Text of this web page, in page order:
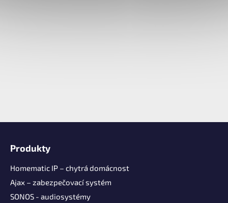
Produkty
Homematic IP – chytrá domácnost
Ajax – zabezpečovací systém
SONOS - audiosystémy